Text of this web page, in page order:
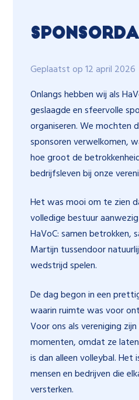
Geplaatst op 12 april 2026
Onlangs hebben wij als
geslaagde en sfeervolle
organiseren. We mochten
sponsoren verwelkomen,
hoe groot de
bedrijfsleven bij onze
Het was mooi om te zien
volledige bestuur
HaVoC: samen betrokken,
Martijn tussendoor
wedstrijd spelen.
De dag begon in een
waarin ruimte was voor
Voor ons als vereniging
momenten, omdat ze
is dan alleen volleybal. Het
mensen en bedrijven die
versterken.